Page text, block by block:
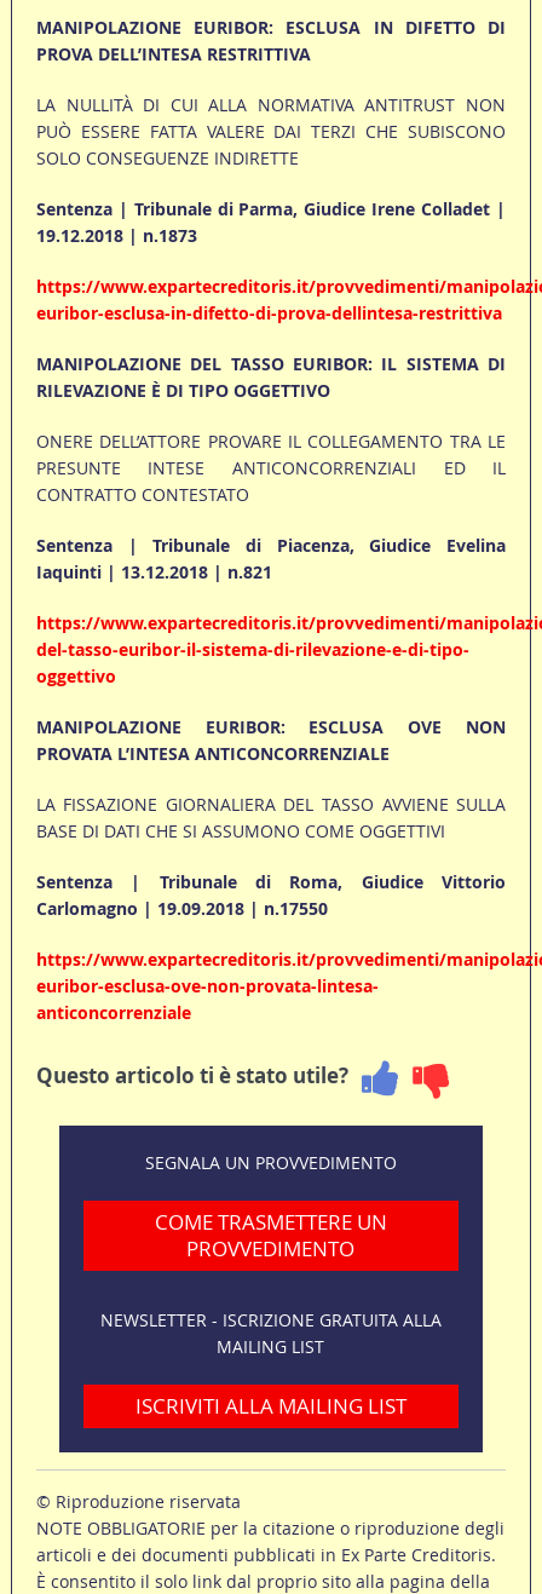
MANIPOLAZIONE EURIBOR: ESCLUSA IN DIFETTO DI
PROVA DELL’INTESA RESTRITTIVA
LA NULLITÀ DI CUI ALLA NORMATIVA ANTITRUST NON
PUÒ ESSERE FATTA VALERE DAI TERZI CHE SUBISCONO
SOLO CONSEGUENZE INDIRETTE
Sentenza | Tribunale di Parma, Giudice Irene Colladet |
19.12.2018 | n.1873
https://www.expartecreditoris.it/provvedimenti/
euribor-esclusa-in-difetto-di-prova-dellintesa-restrittiva
MANIPOLAZIONE DEL TASSO EURIBOR: IL SISTEMA DI
RILEVAZIONE È DI TIPO OGGETTIVO
ONERE DELL’ATTORE PROVARE IL COLLEGAMENTO TRA LE
PRESUNTE INTESE ANTICONCORRENZIALI ED IL
CONTRATTO CONTESTATO
Sentenza | Tribunale di Piacenza, Giudice Evelina
Iaquinti | 13.12.2018 | n.821
https://www.expartecreditoris.it/provvedimenti/
del-tasso-euribor-il-sistema-di-rilevazione-e-di-tipo-
oggettivo
MANIPOLAZIONE EURIBOR: ESCLUSA OVE NON
PROVATA L’INTESA ANTICONCORRENZIALE
LA FISSAZIONE GIORNALIERA DEL TASSO AVVIENE SULLA
BASE DI DATI CHE SI ASSUMONO COME OGGETTIVI
Sentenza | Tribunale di Roma, Giudice Vittorio
Carlomagno | 19.09.2018 | n.17550
https://www.expartecreditoris.it/provvedimenti/
euribor-esclusa-ove-non-provata-lintesa-
anticoncorrenziale
Questo articolo ti è stato utile?
SEGNALA UN PROVVEDIMENTO
COME TRASMETTERE UN
PROVVEDIMENTO
NEWSLETTER - ISCRIZIONE GRATUITA ALLA
MAILING LIST
ISCRIVITI ALLA MAILING LIST
© Riproduzione riservata
NOTE OBBLIGATORIE per la citazione o riproduzione degli
articoli e dei documenti pubblicati in Ex Parte Creditoris.
È consentito il solo link dal proprio sito alla pagina della